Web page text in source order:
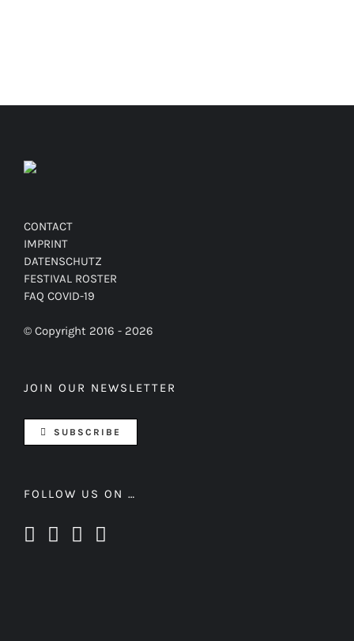
CONTACT
IMPRINT
DATENSCHUTZ
FESTIVAL ROSTER
FAQ COVID-19
© Copyright 2016 - 2026
JOIN OUR NEWSLETTER
SUBSCRIBE
FOLLOW US ON …